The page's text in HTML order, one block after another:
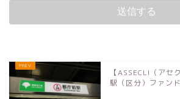
【ASSECLI（アセ
駅（区分）ファン